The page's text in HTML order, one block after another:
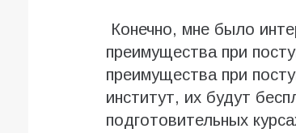
Конечно, мне было
преимущества при
преимущества при
институт, их будут
подготовительных